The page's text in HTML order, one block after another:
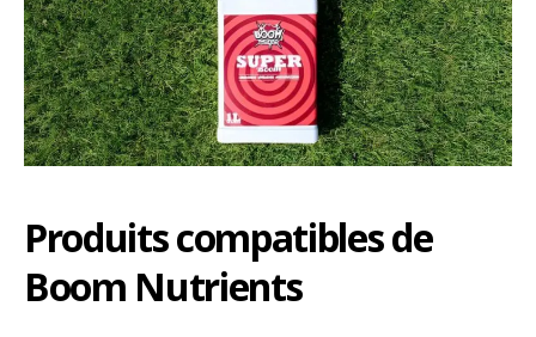
Produits compatibles de
Boom Nutrients